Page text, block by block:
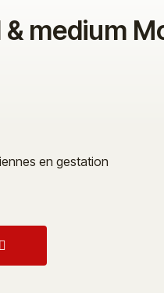
medium
en gestation